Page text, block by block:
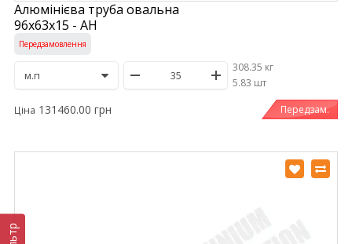
Алюмінієва труба овальна
96х63х15 - АН
Передзамовлення
308.35 кг
/5.83 шт
Ціна 131460.00 грн Передзам.